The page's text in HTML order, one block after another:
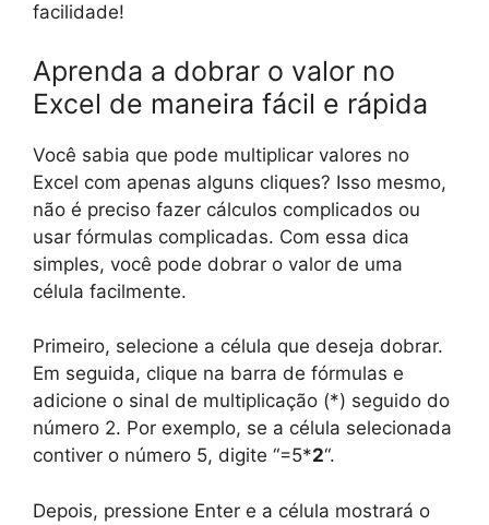
facilidade!
Aprenda a dobrar o valor no
Excel de maneira fácil e rápida
Você sabia que pode multiplicar valores no
Excel com apenas alguns cliques? Isso mesmo,
não é preciso fazer cálculos complicados ou
usar fórmulas complicadas. Com essa dica
simples, você pode dobrar o valor de uma
célula facilmente.
Primeiro, selecione a célula que deseja dobrar.
Em seguida, clique na barra de fórmulas e
adicione o sinal de multiplicação (*) seguido do
número 2. Por exemplo, se a célula selecionada
contiver o número 5, digite “=5*2“.
Depois, pressione Enter e a célula mostrará o